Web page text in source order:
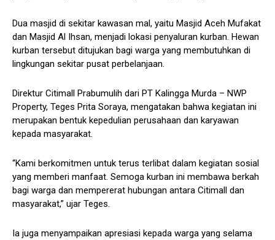
Dua masjid di sekitar kawasan mal, yaitu Masjid Aceh Mufakat
dan Masjid Al Ihsan, menjadi lokasi penyaluran kurban. Hewan
kurban tersebut ditujukan bagi warga yang membutuhkan di
lingkungan sekitar pusat perbelanjaan.
Direktur Citimall Prabumulih dari PT Kalingga Murda – NWP
Property, Teges Prita Soraya, mengatakan bahwa kegiatan ini
merupakan bentuk kepedulian perusahaan dan karyawan
kepada masyarakat.
“Kami berkomitmen untuk terus terlibat dalam kegiatan sosial
yang memberi manfaat. Semoga kurban ini membawa berkah
bagi warga dan mempererat hubungan antara Citimall dan
masyarakat,” ujar Teges.
Ia juga menyampaikan apresiasi kepada warga yang selama